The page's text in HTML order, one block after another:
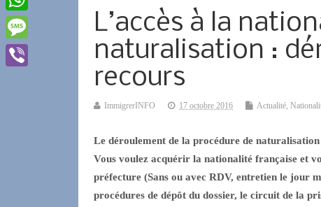
L’accès à la
naturalisation :
recours
ImmigrerINFO 17 octobre 2016 Actualité ,
Le déroulement de la procédure de
Vous voulez acquérir la nationalité française et
préfecture (Sans ou avec RDV, entretien le jour
procédures de dépôt du dossier, le circuit de la
WhatsApp
Message